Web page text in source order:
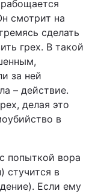
смотрит на
сделать
грех. В такой
за ней
– действие.
делая это
в
попыткой вора
стучится в
Если ему